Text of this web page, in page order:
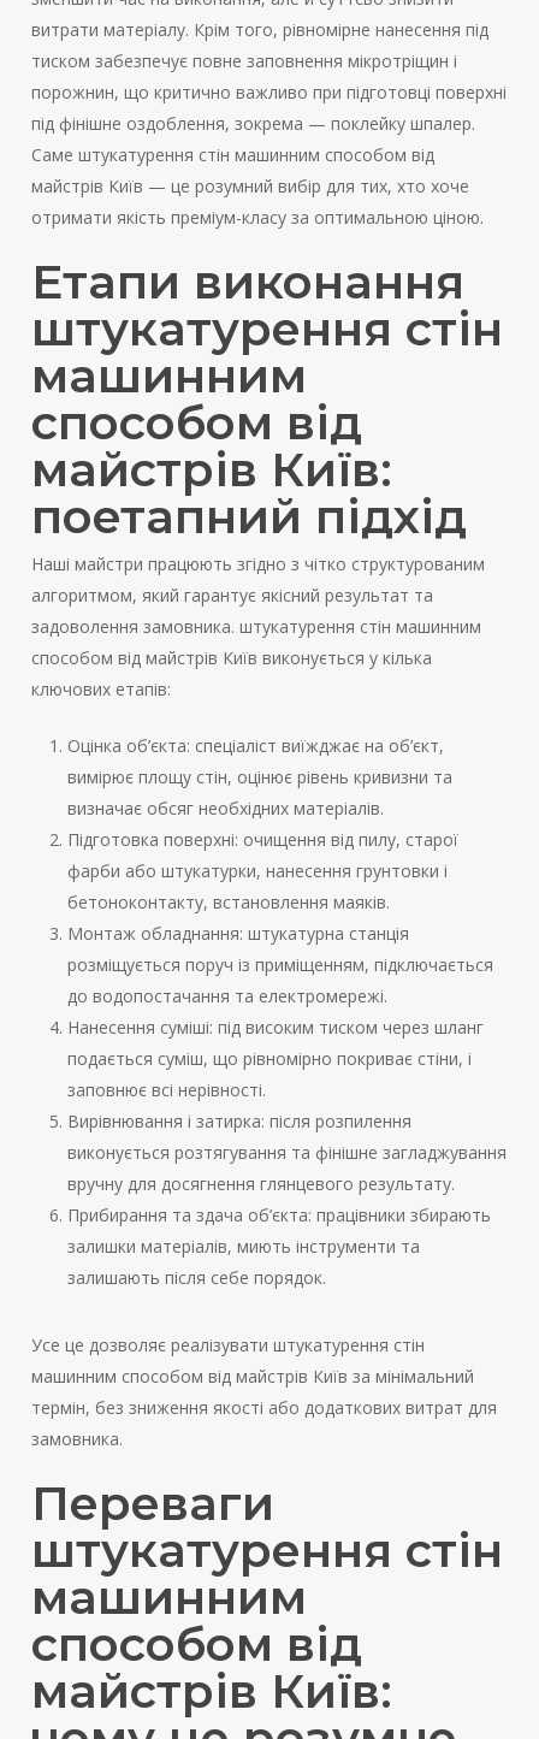
витрати матеріалу. Крім того, рівномірне нанесення під
тиском забезпечує повне заповнення мікротріщин і
порожнин, що критично важливо при підготовці поверхні
під фінішне оздоблення, зокрема — поклейку шпалер.
Саме штукатурення стін машинним способом від
майстрів Київ — це розумний вибір для тих, хто хоче
отримати якість преміум-класу за оптимальною ціною.
Етапи виконання
штукатурення стін
машинним
способом від
майстрів Київ:
поетапний підхід
Наші майстри працюють згідно з чітко структурованим
алгоритмом, який гарантує якісний результат та
задоволення замовника. штукатурення стін машинним
способом від майстрів Київ виконується у кілька
ключових етапів:
Оцінка об’єкта: спеціаліст виїжджає на об’єкт,
вимірює площу стін, оцінює рівень кривизни та
визначає обсяг необхідних матеріалів.
Підготовка поверхні: очищення від пилу, старої
фарби або штукатурки, нанесення грунтовки і
бетоноконтакту, встановлення маяків.
Монтаж обладнання: штукатурна станція
розміщується поруч із приміщенням, підключається
до водопостачання та електромережі.
Нанесення суміші: під високим тиском через шланг
подається суміш, що рівномірно покриває стіни, і
заповнює всі нерівності.
Вирівнювання і затирка: після розпилення
виконується розтягування та фінішне загладжування
вручну для досягнення глянцевого результату.
Прибирання та здача об’єкта: працівники збирають
залишки матеріалів, миють інструменти та
залишають після себе порядок.
Усе це дозволяє реалізувати штукатурення стін
машинним способом від майстрів Київ за мінімальний
термін, без зниження якості або додаткових витрат для
замовника.
Переваги
штукатурення стін
машинним
способом від
майстрів Київ: